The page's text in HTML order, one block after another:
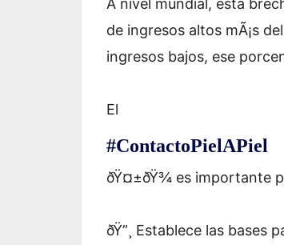
A nivel mundial, esta
de ingresos altos mÃ¡s
ingresos bajos, ese
El
#ContactoPielAPiel
ðŸ¤±ðŸ¾ es importante
ðŸ”¸ Establece las bases